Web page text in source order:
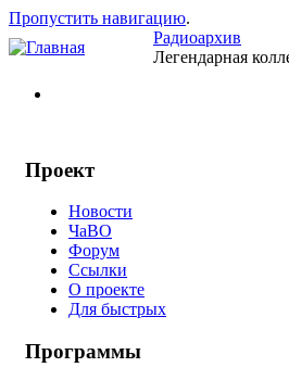
Пропустить навигацию.
Радиоархив
Легендарная
Проект
Новости
ЧаВО
Форум
Ссылки
О проекте
Для быстрых
Программы